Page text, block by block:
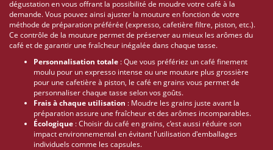
dégustation en vous offrant la possibilité de moudre votre café à la
demande. Vous pouvez ainsi ajuster la mouture en fonction de votre
méthode de préparation préférée (expresso, cafetière filtre, piston, etc.).
Ce contrôle de la mouture permet de préserver au mieux les arômes du
café et de garantir une fraîcheur inégalée dans chaque tasse.
Personnalisation totale : Que vous préfériez un café finement
moulu pour un expresso intense ou une mouture plus grossière
pour une cafetière à piston, le café en grains vous permet de
personnaliser chaque tasse selon vos goûts.
Frais à chaque utilisation : Moudre les grains juste avant la
préparation assure une fraîcheur et des arômes incomparables.
Écologique : Choisir du café en grains, c’est aussi réduire son
impact environnemental en évitant l'utilisation d'emballages
individuels comme les capsules.